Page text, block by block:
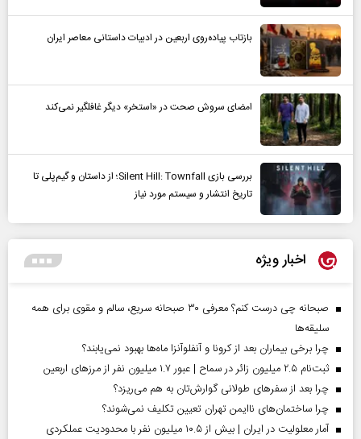
بازتاب پیاده‌روی اربعین در ادبیات داستانی معاصر ایران
امضای سروش صحت در «استخر» دیگر غافلگیر نمی‌کند
بررسی بازی Silent Hill: Townfall؛ از داستان و گیم‌پلی تا
تاریخ انتشار و سیستم مورد نیاز
اخبار ویژه
صبحانه چی درست کنم؟ معرفی ۳۰ صبحانه سریع، سالم و مقوی برای همه
سلیقه‌ها
چرا برخی بیماران بعد از کرونا و آنفلوآنزا ماه‌ها بهبود نمی‌یابند؟
ثبت‌نام ۲.۵ میلیون زائر در سماح | عبور ۱.۷ میلیون نفر از مرز‌های اربعین
چرا بعد از سفرهای طولانی گوارش‌تان به هم می‌ریزد؟
چرا ساختمان‌های ناایمن تهران تعیین تکلیف نمی‌شوند؟
آمار معلولیت در ایران | بیش از ۱۰.۵ میلیون نفر با محدودیت عملکردی